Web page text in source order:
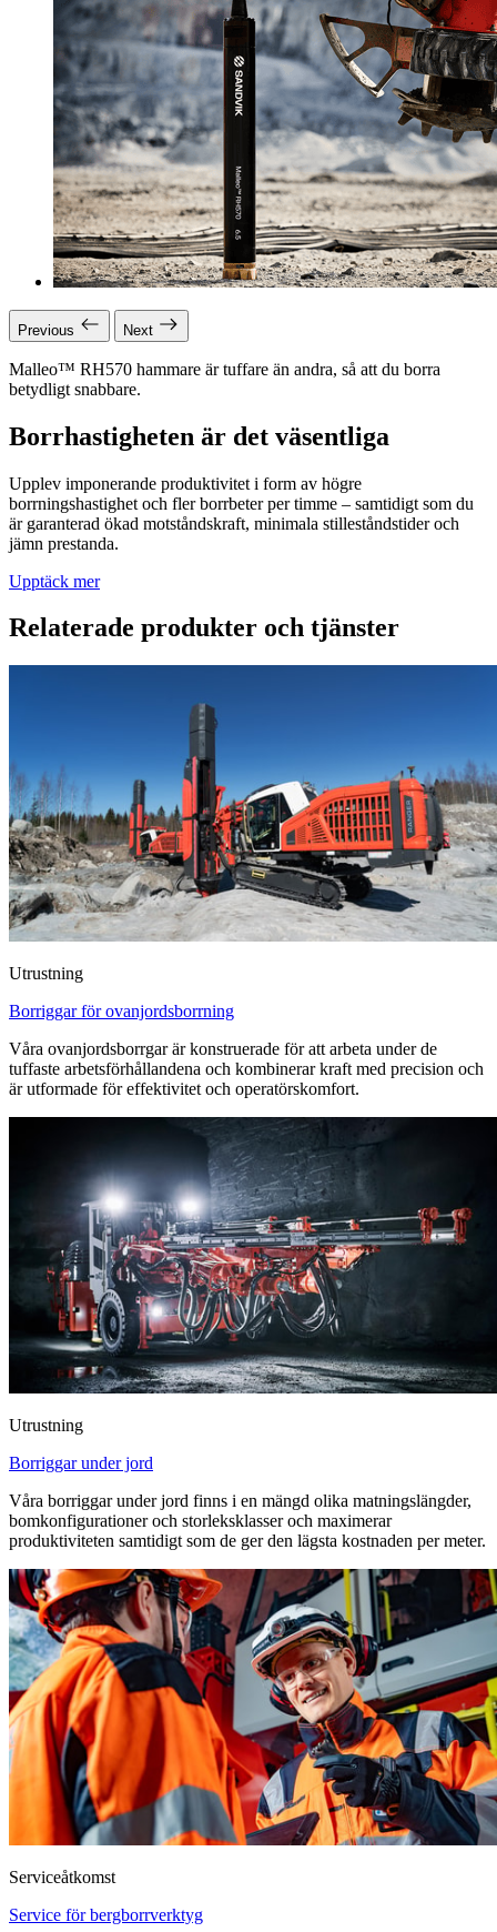
Previous Next
Malleo™ RH570 hammare är tuffare än andra, så att du borra
betydligt snabbare.
Borrhastigheten är det väsentliga
Upplev imponerande produktivitet i form av högre
borrningshastighet och fler borrbeter per timme – samtidigt som du
är garanterad ökad motståndskraft, minimala stilleståndstider och
jämn prestanda.
Upptäck mer
Relaterade produkter och tjänster
Utrustning
Borriggar för ovanjordsborrning
Våra ovanjordsborrgar är konstruerade för att arbeta under de
tuffaste arbetsförhållandena och kombinerar kraft med precision och
är utformade för effektivitet och operatörskomfort.
Utrustning
Borriggar under jord
Våra borriggar under jord finns i en mängd olika matningslängder,
bomkonfigurationer och storleksklasser och maximerar
produktiviteten samtidigt som de ger den lägsta kostnaden per meter.
Serviceåtkomst
Service för bergborrverktyg